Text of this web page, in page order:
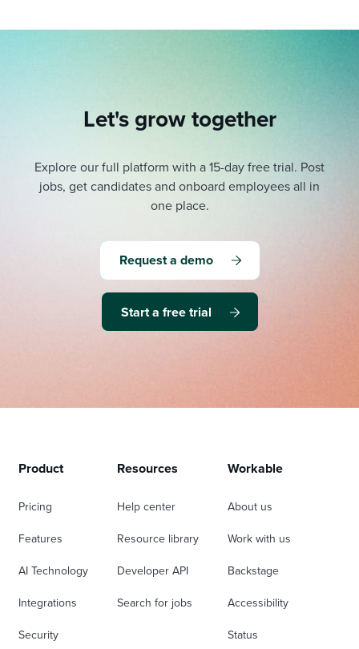
Let's grow together
Explore our full platform with a 15-day free trial. Post
jobs, get candidates and onboard employees all in
one place.
Request a demo
Start a free trial
Product
Pricing
Features
AI Technology
Integrations
Security
Resources
Help center
Resource library
Developer API
Search for jobs
Workable
About us
Work with us
Backstage
Accessibility
Status